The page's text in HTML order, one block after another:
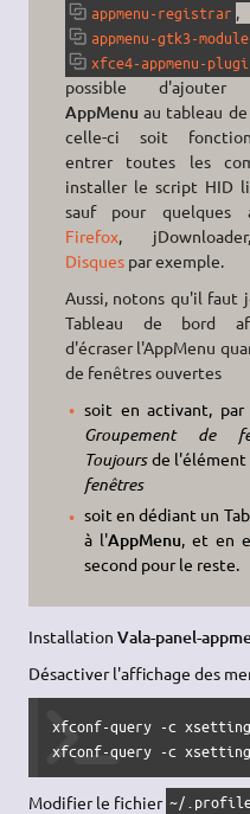
appmenu-registrar ,
appmenu-gtk3-module
xfce4-appmenu-
possible d'ajouter
AppMenu au tableau de
celle-ci soit
entrer toutes les
installer le script HID
sauf pour quelques
Firefox,
Disquespar exemple.
Aussi, notons qu'il faut
Tableau de bord
d'écraser l'AppMenu
de fenêtres ouvertes
soit en activant, par
Groupement de
Toujoursde l'élément
fenêtres
soit en dédiant un
à l'AppMenu, et en
second pour le reste.
InstallationVala-panel-
Désactiver l'affichage des
xfconf-query -c
xfconf-query -c
Modifier le fichier ~/